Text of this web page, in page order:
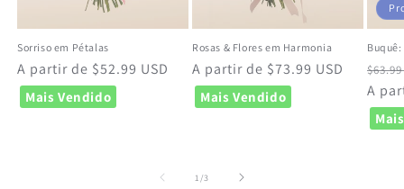
Sorriso em Pétalas
Preço
normal
A partir de $52.99 USD
Mais Vendido
Rosas & Flores em Harmonia
Preço
normal
A partir de $73.99 USD
Mais Vendido
Buquê:
A
1/de
3